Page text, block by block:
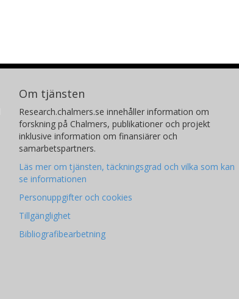
Om tjänsten
Research.chalmers.se innehåller information om
forskning på Chalmers, publikationer och projekt
inklusive information om finansiärer och
samarbetspartners.
Läs mer om tjänsten, täckningsgrad och vilka som kan
se informationen
Personuppgifter och cookies
Tillgänglighet
Bibliografibearbetning